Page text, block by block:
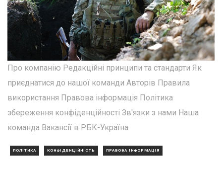
Про компанію Редакційні принципи та стандарти Як
приєднатися до нашої команди Авторів Правила
використання Правова інформація Політика
збереження конфіденційності Зв'язки з нами Наша
команда Вакансії в РБК-Україна
ПОЛІТИКА КОНФІДЕНЦІЙНІСТЬ ПРАВОВА ІНФОРМАЦІЯ